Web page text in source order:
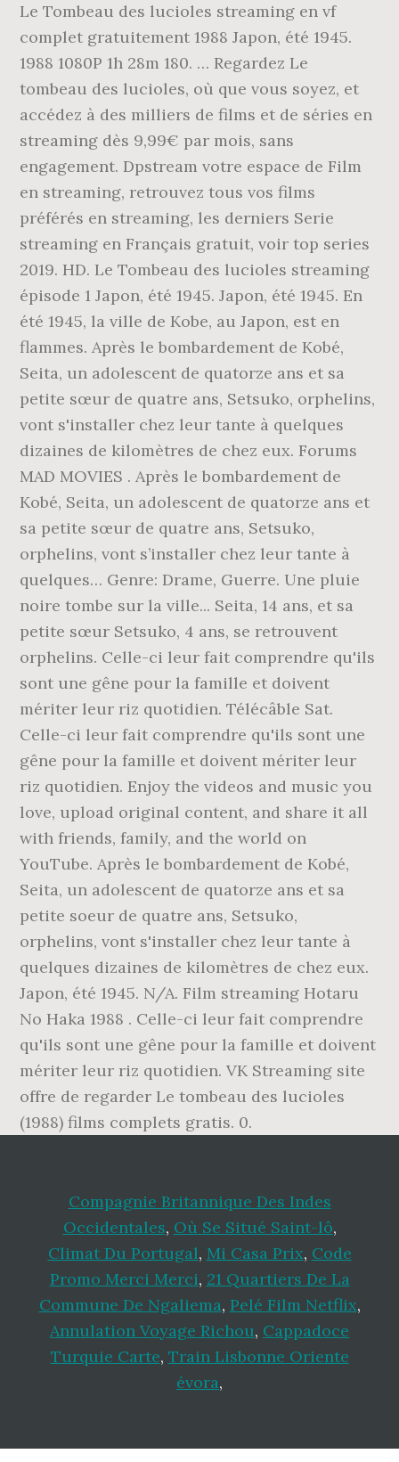
Le Tombeau des lucioles streaming en vf
complet gratuitement 1988 Japon, été 1945.
1988 1080P 1h 28m 180. … Regardez Le
tombeau des lucioles, où que vous soyez, et
accédez à des milliers de films et de séries en
streaming dès 9,99€ par mois, sans
engagement. Dpstream votre espace de Film
en streaming, retrouvez tous vos films
préférés en streaming, les derniers Serie
streaming en Français gratuit, voir top series
2019. HD. Le Tombeau des lucioles streaming
épisode 1 Japon, été 1945. Japon, été 1945. En
été 1945, la ville de Kobe, au Japon, est en
flammes. Après le bombardement de Kobé,
Seita, un adolescent de quatorze ans et sa
petite sœur de quatre ans, Setsuko, orphelins,
vont s'installer chez leur tante à quelques
dizaines de kilomètres de chez eux. Forums
MAD MOVIES . Après le bombardement de
Kobé, Seita, un adolescent de quatorze ans et
sa petite sœur de quatre ans, Setsuko,
orphelins, vont s’installer chez leur tante à
quelques… Genre: Drame, Guerre. Une pluie
noire tombe sur la ville... Seita, 14 ans, et sa
petite sœur Setsuko, 4 ans, se retrouvent
orphelins. Celle-ci leur fait comprendre qu'ils
sont une gêne pour la famille et doivent
mériter leur riz quotidien. Télécâble Sat.
Celle-ci leur fait comprendre qu'ils sont une
gêne pour la famille et doivent mériter leur
riz quotidien. Enjoy the videos and music you
love, upload original content, and share it all
with friends, family, and the world on
YouTube. Après le bombardement de Kobé,
Seita, un adolescent de quatorze ans et sa
petite soeur de quatre ans, Setsuko,
orphelins, vont s'installer chez leur tante à
quelques dizaines de kilomètres de chez eux.
Japon, été 1945. N/A. Film streaming Hotaru
No Haka 1988 . Celle-ci leur fait comprendre
qu'ils sont une gêne pour la famille et doivent
mériter leur riz quotidien. VK Streaming site
offre de regarder Le tombeau des lucioles
(1988) films complets gratis. 0.
Compagnie Britannique Des Indes
Occidentales, Où Se Situé Saint-lô,
Climat Du Portugal, Mi Casa Prix, Code
Promo Merci Merci, 21 Quartiers De La
Commune De Ngaliema, Pelé Film Netflix,
Annulation Voyage Richou, Cappadoce
Turquie Carte, Train Lisbonne Oriente
évora,